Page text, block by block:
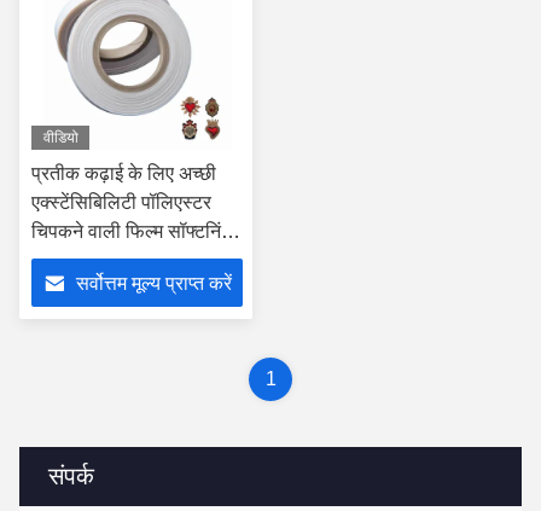
संपर्क
वीडियो
प्रतीक कढ़ाई के लिए अच्छी
एक्स्टेंसिबिलिटी पॉलिएस्टर
चिपकने वाली फिल्म सॉफ्टनिंग
पॉइंट 100-110 डिग्री
सेल्सियससर्वोत्तम मूल्य प्राप्त करें
1